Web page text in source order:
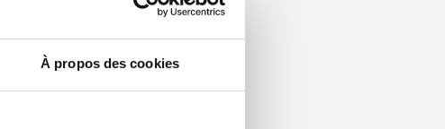
À propos des cookies